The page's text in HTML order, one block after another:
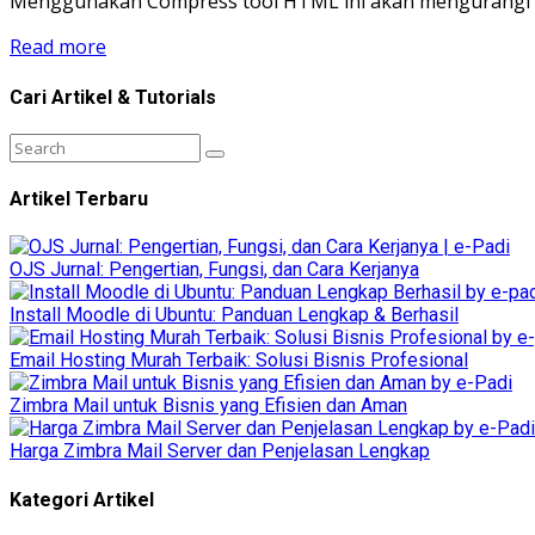
Read more
Cari Artikel & Tutorials
Artikel Terbaru
OJS Jurnal: Pengertian, Fungsi, dan Cara Kerjanya
Install Moodle di Ubuntu: Panduan Lengkap & Berhasil
Email Hosting Murah Terbaik: Solusi Bisnis Profesional
Zimbra Mail untuk Bisnis yang Efisien dan Aman
Harga Zimbra Mail Server dan Penjelasan Lengkap
Kategori Artikel